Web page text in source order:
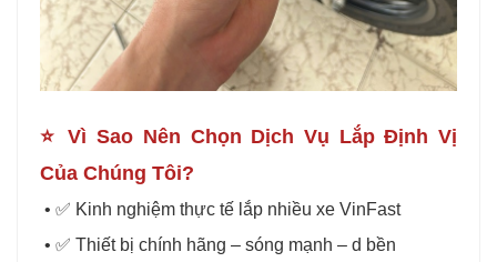
⭐ Vì Sao Nên Chọn Dịch Vụ Lắp Định Vị
Của Chúng Tôi?
• ✅ Kinh nghiệm thực tế lắp nhiều xe VinFast
• ✅ Thiết bị chính hãng – sóng mạnh – d bền